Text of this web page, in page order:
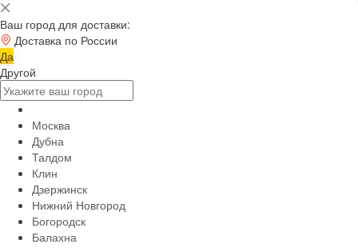
Ваш город для доставки:
Доставка по России
Да
Другой
Москва
Дубна
Талдом
Клин
Дзержинск
Нижний Новгород
Богородск
Балахна